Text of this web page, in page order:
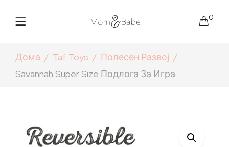
0
Дома Taf Toys
Полесен Развој
Savannah Super Size Подлога За Игра